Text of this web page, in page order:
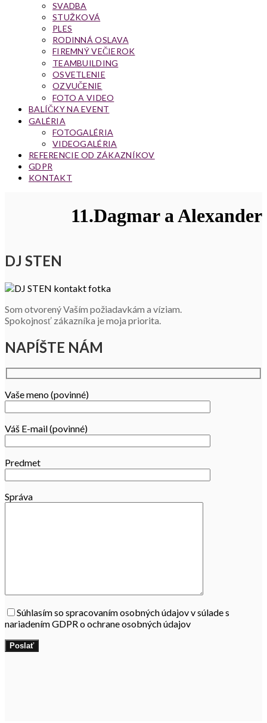
SVADBA
STUŽKOVÁ
PLES
RODINNÁ OSLAVA
FIREMNÝ VEČIEROK
TEAMBUILDING
OSVETLENIE
OZVUČENIE
FOTO A VIDEO
BALÍČKY NA EVENT
GALÉRIA
FOTOGALÉRIA
VIDEOGALÉRIA
REFERENCIE OD ZÁKAZNÍKOV
GDPR
KONTAKT
11.Dagmar a Alexander
DJ STEN
Som otvorený Vaším požiadavkám a víziam.
Spokojnosť zákazníka je moja priorita.
NAPÍŠTE NÁM
Vaše meno (povinné)
Váš E-mail (povinné)
Predmet
Správa
Súhlasím so spracovaním osobných údajov v súlade s
nariadením GDPR o ochrane osobných údajov